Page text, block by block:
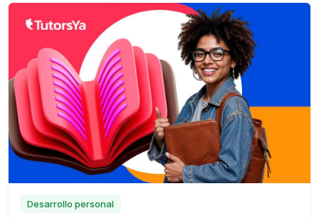
Desarrollo personal